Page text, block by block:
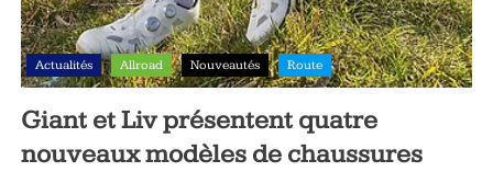
Actualités Allroad Nouveautés Route
Giant et Liv présentent quatre
nouveaux modèles de chaussures